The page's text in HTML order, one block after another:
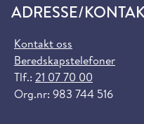
ADRESSE/
Kontakt oss
Beredskapstelefoner
Tlf.: 21 07 70 00
Org.nr: 983 744 516